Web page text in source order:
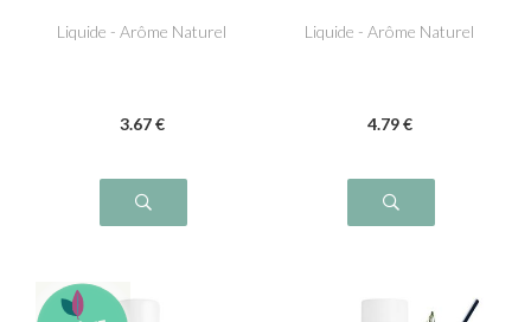
Liquide - Arôme Naturel
3.67 €
Liquide - Arôme Naturel
4.79 €